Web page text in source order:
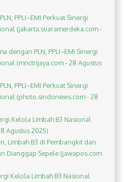
PPLI–EMI Perkuat Sinergi
(jakarta.suaramerdeka.com -
dengan PLN, PPLI–EMI Sinergi
(mnctrijaya.com - 28 Agustus
PPLI–EMI Perkuat Sinergi
(photo.sindonews.com - 28
Kelola Limbah B3 Nasional
Agustus 2025)
Limbah B3 di Pembangkit dan
Dianggap Sepele (jawapos.com
Kelola Limbah B3 Nasional